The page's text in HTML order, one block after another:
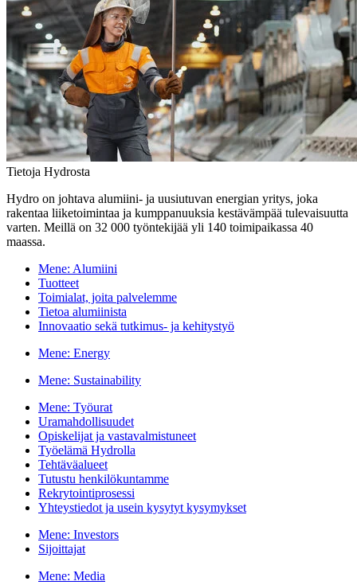
Tietoja Hydrosta
Hydro on johtava alumiini- ja uusiutuvan energian yritys, joka
rakentaa liiketoimintaa ja kumppanuuksia kestävämpää tulevaisuutta
varten. Meillä on 32 000 työntekijää yli 140 toimipaikassa 40
maassa.
Mene: Alumiini
Tuotteet
Toimialat, joita palvelemme
Tietoa alumiinista
Innovaatio sekä tutkimus- ja kehitystyö
Mene: Energy
Mene: Sustainability
Mene: Työurat
Uramahdollisuudet
Opiskelijat ja vastavalmistuneet
Työelämä Hydrolla
Tehtäväalueet
Tutustu henkilökuntamme
Rekrytointiprosessi
Yhteystiedot ja usein kysytyt kysymykset
Mene: Investors
Sijoittajat
Mene: Media